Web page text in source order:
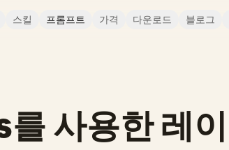
스킬 프롬프트 가격 다운로드 블로그
사용한 레이